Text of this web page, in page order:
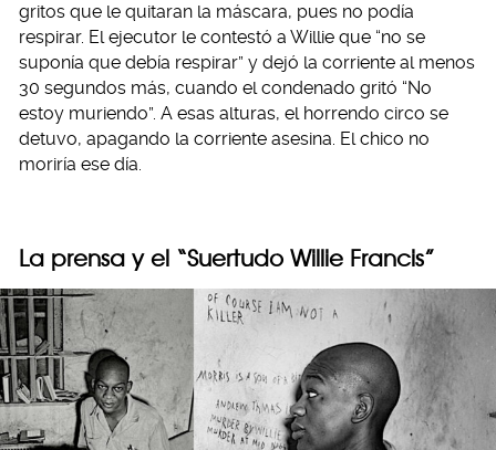
gritos que le quitaran la máscara, pues no podía
respirar. El ejecutor le contestó a Willie que “no se
suponía que debía respirar” y dejó la corriente al menos
30 segundos más, cuando el condenado gritó “No
estoy muriendo”. A esas alturas, el horrendo circo se
detuvo, apagando la corriente asesina. El chico no
moriría ese día.
La prensa y el “Suertudo Willie Francis”